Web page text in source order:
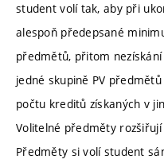
student volí tak, aby při
alespoň předepsané
předmětů, přitom
jedné skupině PV
počtu kreditů získaných v
Volitelné předměty
Předměty si volí student